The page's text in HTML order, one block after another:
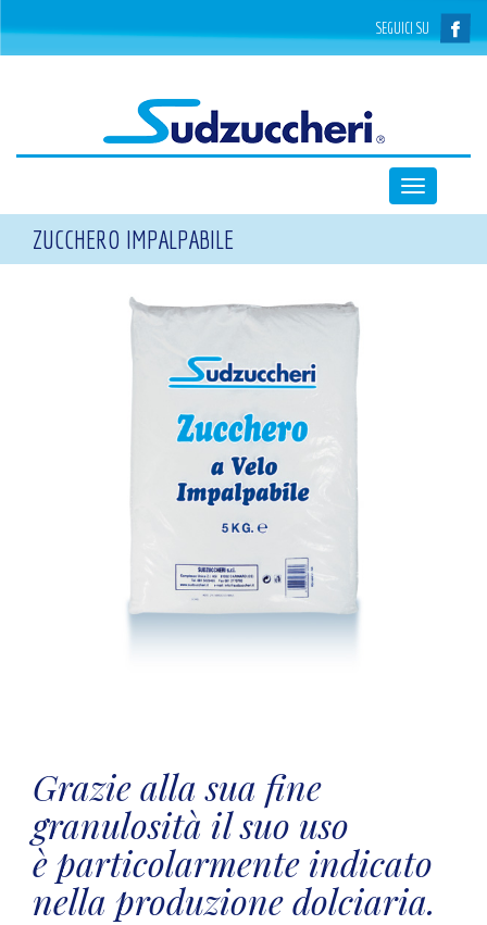
SEGUICI SU
Toggle
navigation
ZUCCHERO IMPALPABILE
Grazie alla sua fine
granulosità il suo uso
è particolarmente indicato
nella produzione dolciaria.